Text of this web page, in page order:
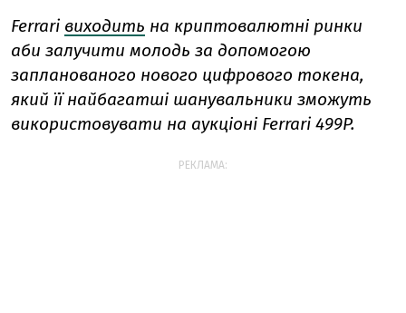
Ferrari виходить на криптовалютні ринки
аби залучити молодь за допомогою
запланованого нового цифрового токена,
який її найбагатші шанувальники зможуть
використовувати на аукціоні Ferrari 499P.
РЕКЛАМА: